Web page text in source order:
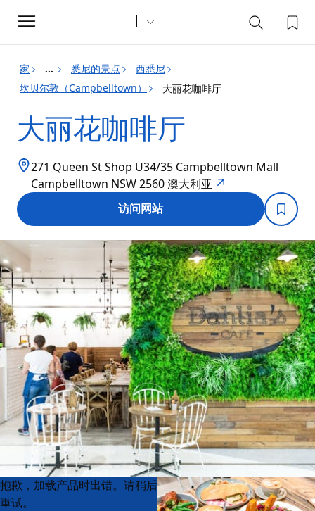
Toggle
navigation
家 ... 悉尼的景点
西悉尼
坎贝尔敦（Campbelltown）
大丽花咖啡厅
大丽花咖啡厅
271 Queen St Shop U34/35 Campbelltown Mall
Campbelltown NSW 2560 澳大利亚
访问网站
Product
List
Product
List
抱歉，加载产品时出错。请稍后
重试。